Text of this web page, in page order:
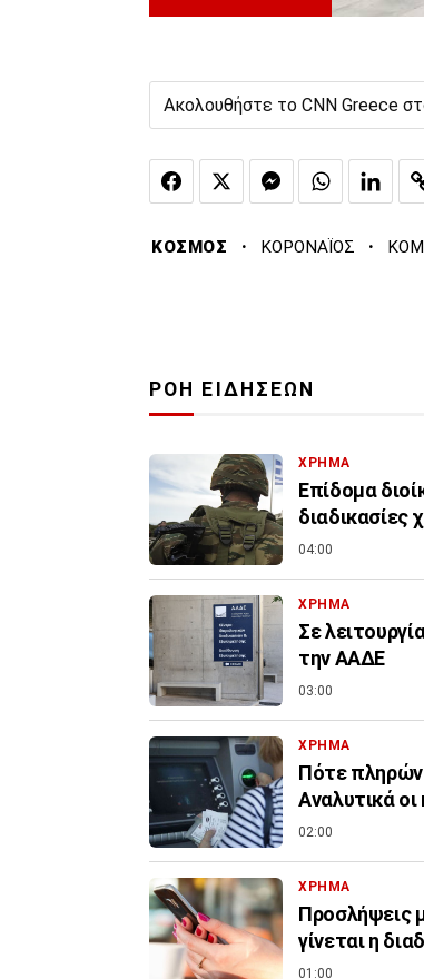
Ακολουθήστε το CNN Greece
ΚΟΣΜΟΣ · ΚΟΡΟΝΑΪΟΣ ·
ΡΟΗ ΕΙΔΗΣΕΩΝ
ΧΡΗΜΑ
Επίδομα
διαδικασίες
04:00
ΧΡΗΜΑ
Σε
την ΑΑΔΕ
03:00
ΧΡΗΜΑ
Πότε
Αναλυτικά
02:00
ΧΡΗΜΑ
Προσλήψεις
γίνεται η
01:00